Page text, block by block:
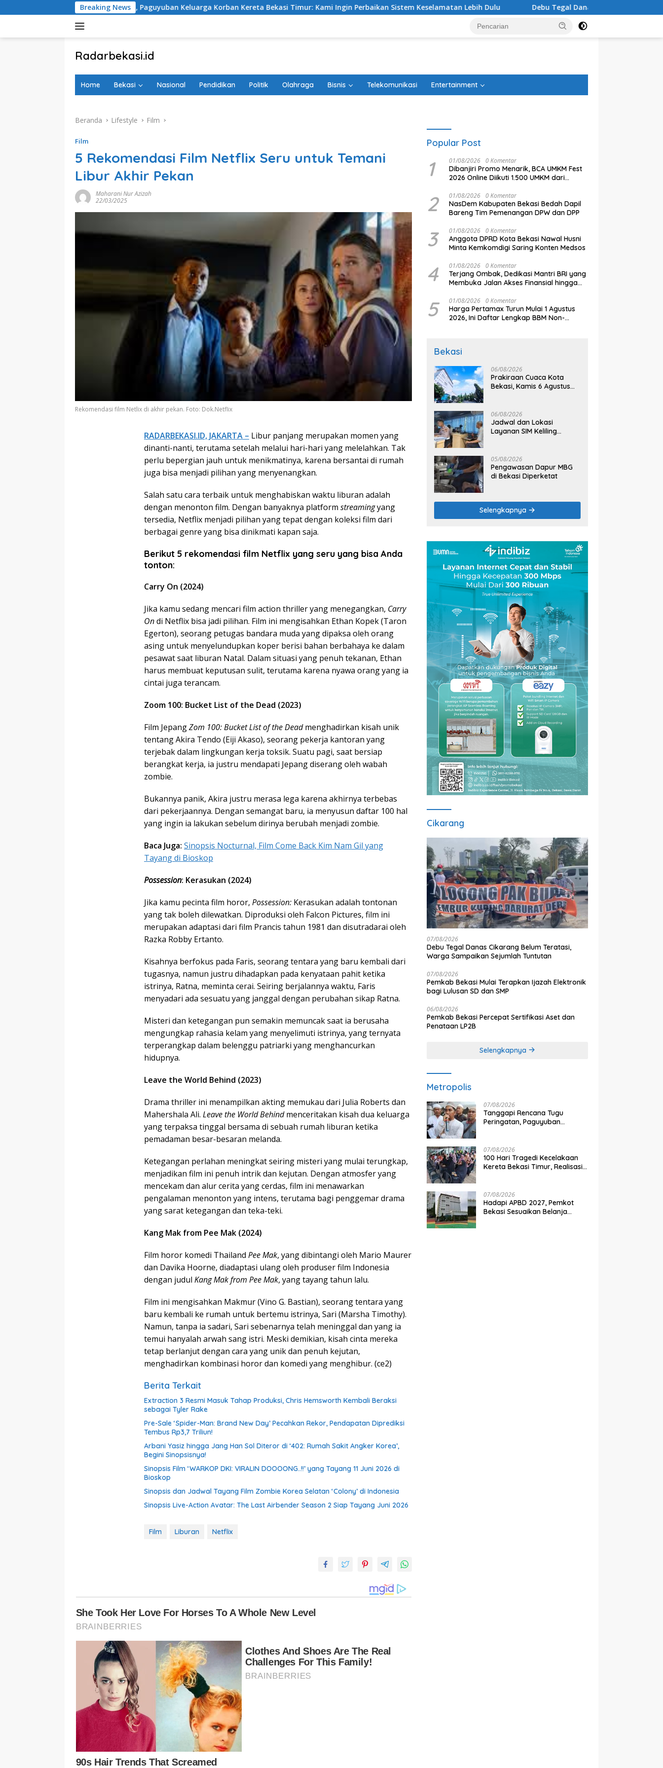
ke
Breaking News
Tugu Peringatan, Paguyuban Keluarga Korban Kereta Bekasi Timur: Kami Ingin Perbaikan Sistem Keselamatan Lebih Dulu Debu Tegal Danas Cikarang Belum Teratasi, Warga
Radarbekasi.id
Bekasi
Home Bekasi Nasional Pendidikan Politik Olahraga Bisnis Telekomunikasi Entertainment
Beranda Lifestyle Film
Film
5 Rekomendasi Film Netflix Seru untuk Temani
Libur Akhir Pekan
Maharani Nur Azizah
22/03/2025
Rekomendasi film Netlix di akhir pekan. Foto: Dok.Netflix
RADARBEKASI.ID, JAKARTA – Libur panjang merupakan momen yang
dinanti-nanti, terutama setelah melalui hari-hari yang melelahkan. Tak
perlu bepergian jauh untuk menikmatinya, karena bersantai di rumah
juga bisa menjadi pilihan yang menyenangkan.
Salah satu cara terbaik untuk menghabiskan waktu liburan adalah
dengan menonton film. Dengan banyaknya platform streamingyang
tersedia, Netflix menjadi pilihan yang tepat dengan koleksi film dari
berbagai genre yang bisa dinikmati kapan saja.
Berikut 5 rekomendasi film Netflix yang seru yang bisa Anda
tonton:
Carry On (2024)
Jika kamu sedang mencari film action thriller yang menegangkan, Carry
Ondi Netflix bisa jadi pilihan. Film ini mengisahkan Ethan Kopek (Taron
Egerton), seorang petugas bandara muda yang dipaksa oleh orang
asing untuk menyelundupkan koper berisi bahan berbahaya ke dalam
pesawat saat liburan Natal. Dalam situasi yang penuh tekanan, Ethan
harus membuat keputusan sulit, terutama karena nyawa orang yang ia
cintai juga terancam.
Zoom 100: Bucket List of the Dead (2023)
Film JepangZom 100: Bucket List of the Deadmenghadirkan kisah unik
tentang Akira Tendo (Eiji Akaso), seorang pekerja kantoran yang
terjebak dalam lingkungan kerja toksik. Suatu pagi, saat bersiap
berangkat kerja, ia justru mendapati Jepang diserang oleh wabah
zombie.
Bukannya panik, Akira justru merasa lega karena akhirnya terbebas
dari pekerjaannya. Dengan semangat baru, ia menyusun daftar 100 hal
yang ingin ia lakukan sebelum dirinya berubah menjadi zombie.
Baca Juga: Sinopsis Nocturnal, Film Come Back Kim Nam Gil yang
Tayang di Bioskop
Possession: Kerasukan (2024)
Jika kamu pecinta film horor, Possession: Kerasukan adalah tontonan
yang tak boleh dilewatkan. Diproduksi oleh Falcon Pictures, film ini
merupakan adaptasi dari film Prancis tahun 1981 dan disutradarai oleh
Razka Robby Ertanto.
Kisahnya berfokus pada Faris, seorang tentara yang baru kembali dari
tugasnya, namun justru dihadapkan pada kenyataan pahit ketika
istrinya, Ratna, meminta cerai. Seiring berjalannya waktu, Faris
menyadari ada sesuatu yang janggal dengan perubahan sikap Ratna.
Misteri dan ketegangan pun semakin memuncak saat ia berusaha
mengungkap rahasia kelam yang menyelimuti istrinya, yang ternyata
terperangkap dalam belenggu patriarki yang menghancurkan
hidupnya.
Leave the World Behind (2023)
Drama thriller ini menampilkan akting memukau dari Julia Roberts dan
Mahershala Ali. Leave the World Behindmenceritakan kisah dua keluarga
yang terpaksa tinggal bersama di sebuah rumah liburan ketika
pemadaman besar-besaran melanda.
Ketegangan perlahan meningkat seiring misteri yang mulai terungkap,
menjadikan film ini penuh intrik dan kejutan. Dengan atmosfer yang
mencekam dan alur cerita yang cerdas, film ini menawarkan
pengalaman menonton yang intens, terutama bagi penggemar drama
yang sarat ketegangan dan teka-teki.
Kang Mak from Pee Mak (2024)
Film horor komedi Thailand Pee Mak, yang dibintangi oleh Mario Maurer
dan Davika Hoorne, diadaptasi ulang oleh produser film Indonesia
dengan judul Kang Mak from Pee Mak, yang tayang tahun lalu.
Film ini mengisahkan Makmur (Vino G. Bastian), seorang tentara yang
baru kembali ke rumah untuk bertemu istrinya, Sari (Marsha Timothy).
Namun, tanpa ia sadari, Sari sebenarnya telah meninggal dan yang ia
temui hanyalah arwah sang istri. Meski demikian, kisah cinta mereka
tetap berlanjut dengan cara yang unik dan penuh kejutan,
menghadirkan kombinasi horor dan komedi yang menghibur. (ce2)
Berita Terkait
Extraction 3 Resmi Masuk Tahap Produksi, Chris Hemsworth Kembali Beraksi
sebagai Tyler Rake
Pre-Sale ‘Spider-Man: Brand New Day’ Pecahkan Rekor, Pendapatan Diprediksi
Tembus Rp3,7 Triliun!
Arbani Yasiz hingga Jang Han Sol Diteror di ‘402: Rumah Sakit Angker Korea’,
Begini Sinopsisnya!
Sinopsis Film ‘WARKOP DKI: VIRALIN DOOOONG..!!’ yang Tayang 11 Juni 2026 di
Bioskop
Sinopsis dan Jadwal Tayang Film Zombie Korea Selatan ‘Colony’ di Indonesia
Sinopsis Live-Action Avatar: The Last Airbender Season 2 Siap Tayang Juni 2026
Film Liburan Netflix
Popular Post
1 01/08/2026 0 Komentar
Dibanjiri Promo Menarik, BCA UMKM Fest
2026 Online Diikuti 1.500 UMKM dari
2 01/08/2026 0 Komentar
NasDem Kabupaten Bekasi Bedah Dapil
Bareng Tim Pemenangan DPW dan DPP
3 01/08/2026 0 Komentar
Anggota DPRD Kota Bekasi Nawal Husni
Minta Kemkomdigi Saring Konten Medsos
4 01/08/2026 0 Komentar
Terjang Ombak, Dedikasi Mantri BRI yang
Membuka Jalan Akses Finansial hingga
5 01/08/2026 0 Komentar
Harga Pertamax Turun Mulai 1 Agustus
2026, Ini Daftar Lengkap BBM Non-
Bekasi
06/08/2026
Prakiraan Cuaca Kota
Bekasi, Kamis 6 Agustus
06/08/2026
Jadwal dan Lokasi
Layanan SIM Keliling
05/08/2026
Pengawasan Dapur MBG
di Bekasi Diperketat
Selengkapnya
Cikarang
07/08/2026
Debu Tegal Danas Cikarang Belum Teratasi,
Warga Sampaikan Sejumlah Tuntutan
07/08/2026
Pemkab Bekasi Mulai Terapkan Ijazah Elektronik
bagi Lulusan SD dan SMP
06/08/2026
Pemkab Bekasi Percepat Sertifikasi Aset dan
Penataan LP2B
Selengkapnya
Metropolis
07/08/2026
Tanggapi Rencana Tugu
Peringatan, Paguyuban
Perbaikan Sistem Keselamatan
Lebih Dulu
07/08/2026
100 Hari Tragedi Kecelakaan
Kereta Bekasi Timur, Realisasi
07/08/2026
Hadapi APBD 2027, Pemkot
Bekasi Sesuaikan Belanja